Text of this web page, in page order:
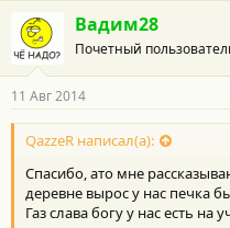
Вадим28
Почетный
11 Авг 2014
QazzeR написал(а):
Спасибо, ато мне
деревне вырос у нас печка
Газ слава богу у нас есть на